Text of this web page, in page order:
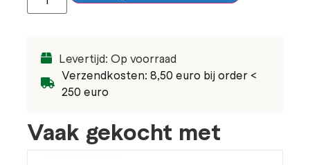
Levertijd: Op voorraad
Verzendkosten: 8,50 euro bij order <
250 euro
Vaak gekocht met